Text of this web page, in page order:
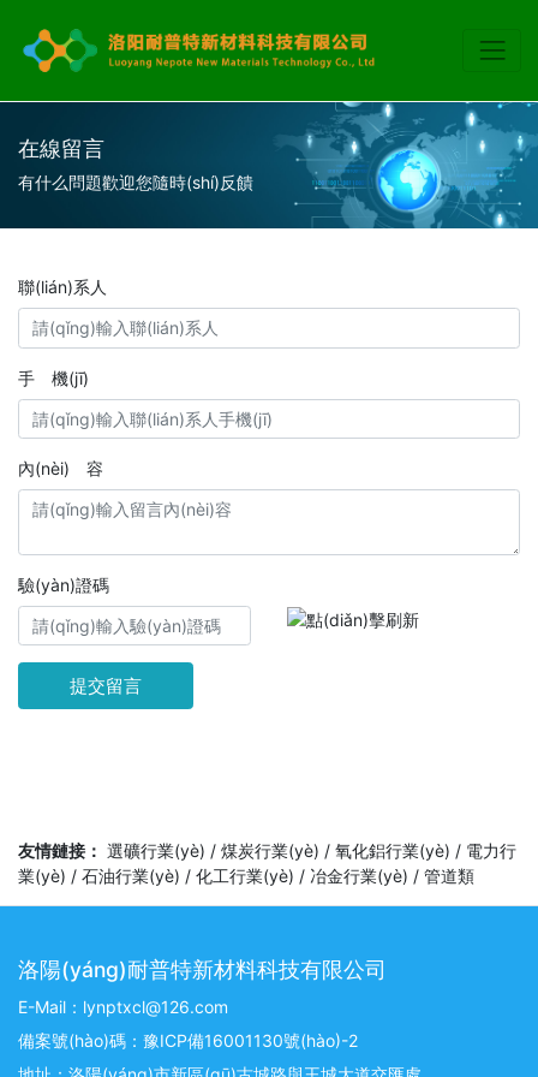
在線留言
有什么問題歡迎您隨時(shí)反饋
聯(lián)系人
手 機(jī)
內(nèi) 容
驗(yàn)證碼
提交留言
友情鏈接： 選礦行業(yè) / 煤炭行業(yè) / 氧化鋁行業(yè) / 電力行
業(yè) / 石油行業(yè) / 化工行業(yè) / 冶金行業(yè) / 管道類
洛陽(yáng)耐普特新材料科技有限公司
E-Mail：lynptxcl@126.com
備案號(hào)碼：豫ICP備16001130號(hào)-2